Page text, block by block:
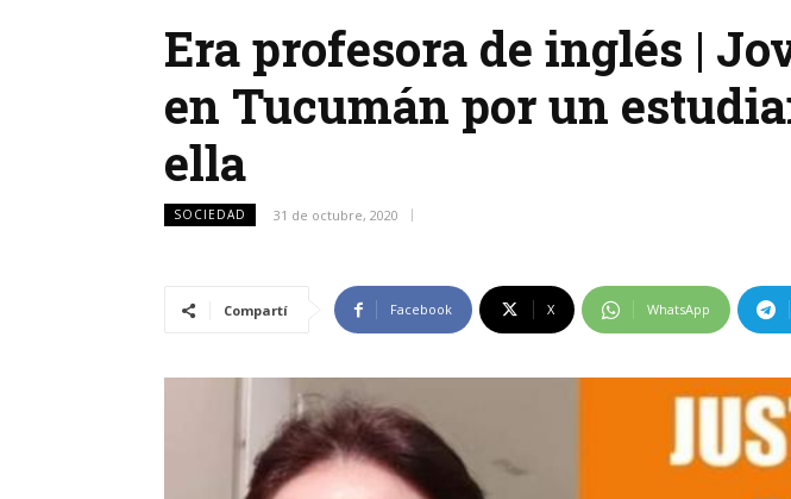
Era profesora de inglés |
en Tucumán por un
ella
SOCIEDAD 31 de octubre, 2020
Compartí Facebook X WhatsApp